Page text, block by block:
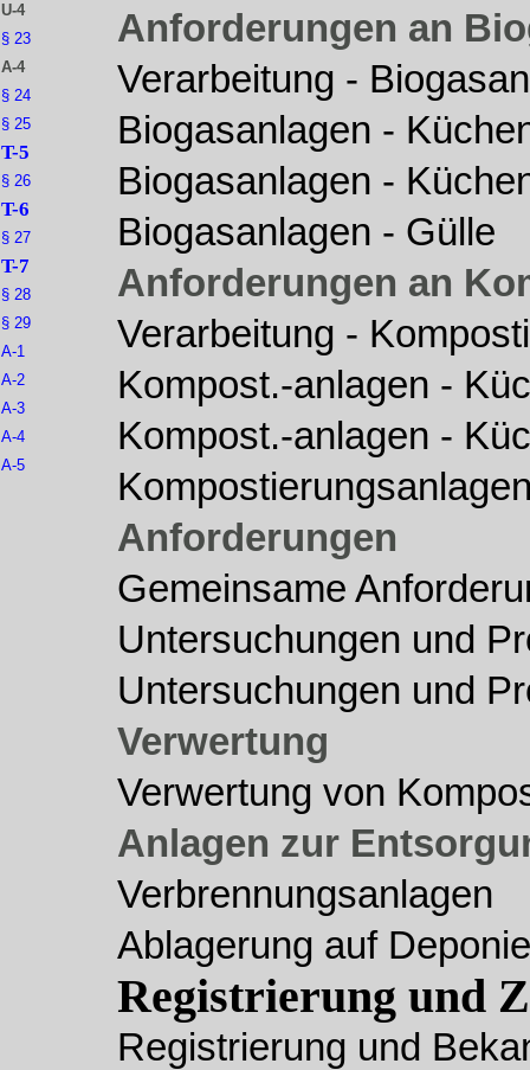
U-4
§ 23
A-4
§ 24
§ 25
T-5
§ 26
T-6
§ 27
T-7
§ 28
§ 29
A-1
A-2
A-3
A-4
A-5
Anforderungen an
Verarbeitung -
Biogasanlagen -
Biogasanlagen -
Biogasanlagen - Gülle
Anforderungen an
Verarbeitung -
Kompost.-anlagen -
Kompost.-anlagen -
Anforderungen
Gemeinsame
Untersuchungen und
Untersuchungen und
Verwertung
Verwertung von
Anlagen zur
Verbrennungsanlagen
Ablagerung auf
Registrierung und
Registrierung und